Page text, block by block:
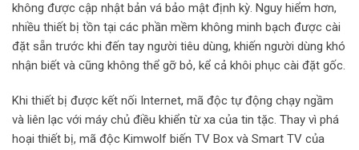
không được cập nhật bản vá bảo mật định kỳ. Nguy hiểm hơn,
nhiều thiết bị tồn tại các phần mềm không minh bạch được cài
đặt sẵn trước khi đến tay người tiêu dùng, khiến người dùng khó
nhận biết và cũng không thể gỡ bỏ, kể cả khôi phục cài đặt gốc.
Khi thiết bị được kết nối Internet, mã độc tự động chạy ngầm
và liên lạc với máy chủ điều khiển từ xa của tin tặc. Thay vì phá
hoại thiết bị, mã độc Kimwolf biến TV Box và Smart TV của